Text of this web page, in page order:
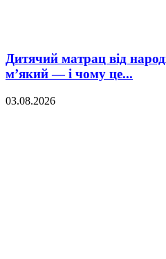
Дитячий матрац від
м’який — і чому це...
03.08.2026